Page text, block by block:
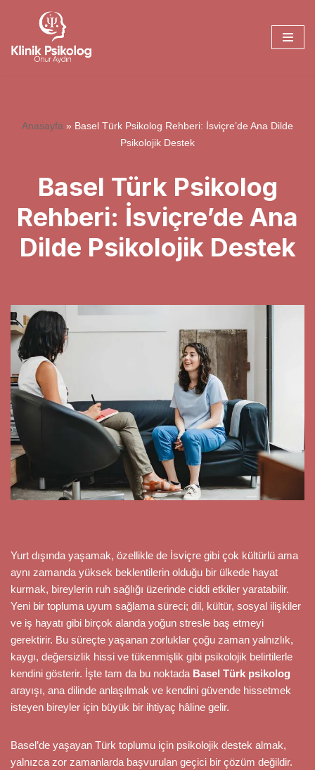
geç
Anasayfa » Basel Türk Psikolog Rehberi: İsviçre’de Ana Dilde
Psikolojik Destek
Basel Türk Psikolog
Rehberi: İsviçre’de Ana
Dilde Psikolojik Destek
Yurt dışında yaşamak, özellikle de İsviçre gibi çok kültürlü ama
aynı zamanda yüksek beklentilerin olduğu bir ülkede hayat
kurmak, bireylerin ruh sağlığı üzerinde ciddi etkiler yaratabilir.
Yeni bir topluma uyum sağlama süreci; dil, kültür, sosyal ilişkiler
ve iş hayatı gibi birçok alanda yoğun stresle baş etmeyi
gerektirir. Bu süreçte yaşanan zorluklar çoğu zaman yalnızlık,
kaygı, değersizlik hissi ve tükenmişlik gibi psikolojik belirtilerle
kendini gösterir. İşte tam da bu noktada Basel Türk psikolog
arayışı, ana dilinde anlaşılmak ve kendini güvende hissetmek
isteyen bireyler için büyük bir ihtiyaç hâline gelir.
Basel’de yaşayan Türk toplumu için psikolojik destek almak,
yalnızca zor zamanlarda başvurulan geçici bir çözüm değildir.